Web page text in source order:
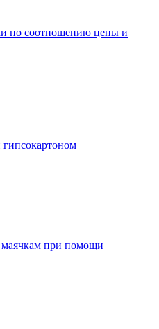
по соотношению цены и
при помощи